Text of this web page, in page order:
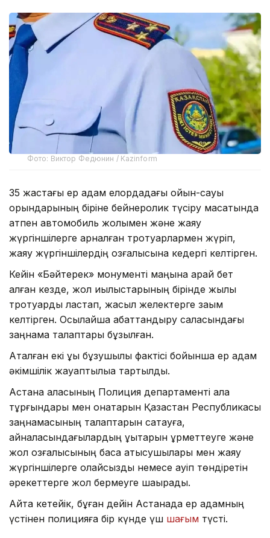
Фото: Виктор Федюнин / Kazinform
35 жастағы ер адам елордадағы ойын-сауық
орындарының біріне бейнеролик түсіру мақсатында
атпен автомобиль жолымен және жаяу
жүргіншілерге арналған тротуарлармен жүріп,
жаяу жүргіншілердің қозғалысына кедергі келтірген.
Кейін «Бәйтерек» монументі маңына қарай бет
алған кезде, жол қиылыстарының бірінде жылқы
тротуарды ластап, жасыл желектерге зақым
келтірген. Осылайша абаттандыру саласындағы
заңнама талаптары бұзылған.
Аталған екі құқық бұзушылық фактісі бойынша ер адам
әкімшілік жауаптылыққа тартылды.
Астана қаласының Полиция департаменті қала
тұрғындары мен қонақтарын Қазақстан Республикасы
заңнамасының талаптарын сақтауға,
айналасындағылардың құқықтарын құрметтеуге және
жол қозғалысының басқа қатысушылары мен жаяу
жүргіншілерге қолайсыздық немесе қауіп төндіретін
әрекеттерге жол бермеуге шақырады.
Айта кетейік, бұған дейін Астанада ер адамның
үстінен полицияға бір күнде үш шағым түсті.